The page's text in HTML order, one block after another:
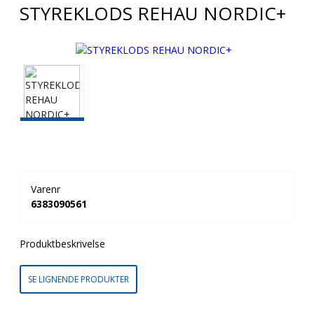
STYREKLODS REHAU NORDIC+
Varenr
6383090561
Produktbeskrivelse
SE LIGNENDE PRODUKTER